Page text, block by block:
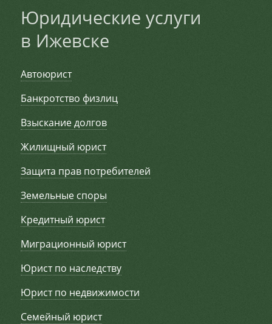
Юридические услуги
в Ижевске
Автоюрист
Банкротство физлиц
Взыскание долгов
Жилищный юрист
Защита прав потребителей
Земельные споры
Кредитный юрист
Миграционный юрист
Юрист по наследству
Юрист по недвижимости
Семейный юрист